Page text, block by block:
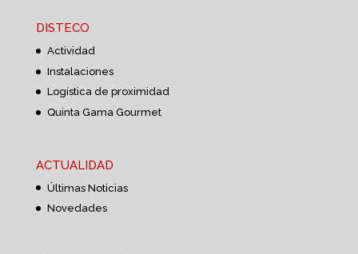
DISTECO
Actividad
Instalaciones
Logística de proximidad
Quinta Gama Gourmet
ACTUALIDAD
Últimas Noticias
Novedades